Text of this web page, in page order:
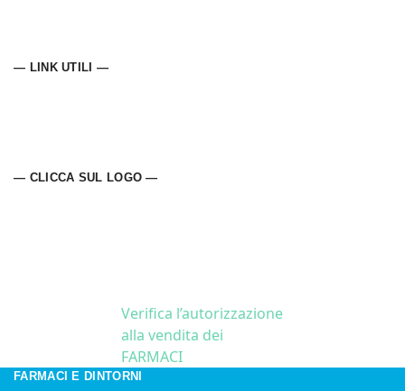
— LINK UTILI —
— CLICCA SUL LOGO —
Verifica l’autorizzazione
alla vendita dei
FARMACI
FARMACI E DINTORNI